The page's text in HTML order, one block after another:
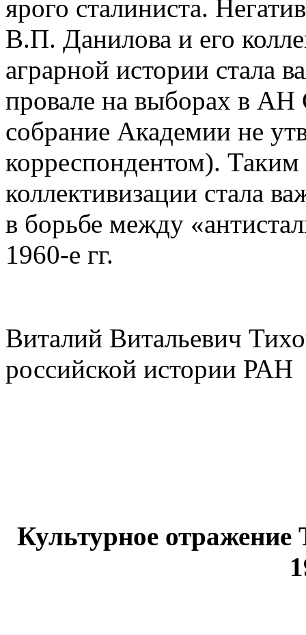
ярого сталиниста.
В.П. Данилова и его
аграрной истории стала
провале на выборах в
собрание Академии не
корреспондентом).
коллективизации стала
в борьбе между
1960-е гг.
Виталий Витальевич
российской истории РАН
Культурное отражение